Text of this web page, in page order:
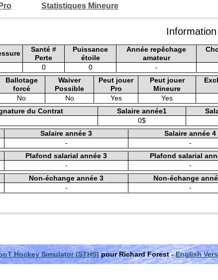
Statistiques Mineure
Information
Santé #
Perte
Puissance
étoile
Année repêchage
amateur
0 0 -
Ballotage
forcé
Waiver
Possible
Peut jouer
Pro
Peut jouer
Mineure
No No Yes Yes
du Contrat Salaire année1
0$
Salaire année 3 Salaire année 4
- -
Plafond salarial année 3 Plafond salarial
- -
Non-échange année 3 Non-échange
- -
Hockey Simulator (STHS)pour Richard Forest -English